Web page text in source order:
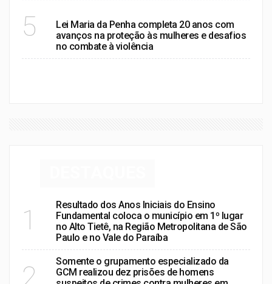
5
Lei Maria da Penha completa 20 anos com
avanços na proteção às mulheres e desafios
no combate à violência
1
Resultado dos Anos Iniciais do Ensino
Fundamental coloca o município em 1º lugar
no Alto Tietê, na Região Metropolitana de São
Paulo e no Vale do Paraíba
2
Somente o grupamento especializado da
GCM realizou dez prisões de homens